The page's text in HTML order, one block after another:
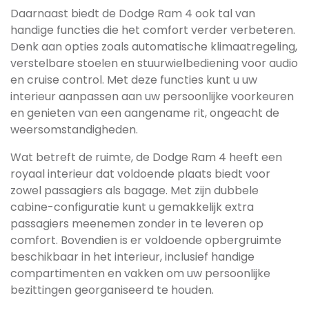
Daarnaast biedt de Dodge Ram 4 ook tal van
handige functies die het comfort verder verbeteren.
Denk aan opties zoals automatische klimaatregeling,
verstelbare stoelen en stuurwielbediening voor audio
en cruise control. Met deze functies kunt u uw
interieur aanpassen aan uw persoonlijke voorkeuren
en genieten van een aangename rit, ongeacht de
weersomstandigheden.
Wat betreft de ruimte, de Dodge Ram 4 heeft een
royaal interieur dat voldoende plaats biedt voor
zowel passagiers als bagage. Met zijn dubbele
cabine-configuratie kunt u gemakkelijk extra
passagiers meenemen zonder in te leveren op
comfort. Bovendien is er voldoende opbergruimte
beschikbaar in het interieur, inclusief handige
compartimenten en vakken om uw persoonlijke
bezittingen georganiseerd te houden.